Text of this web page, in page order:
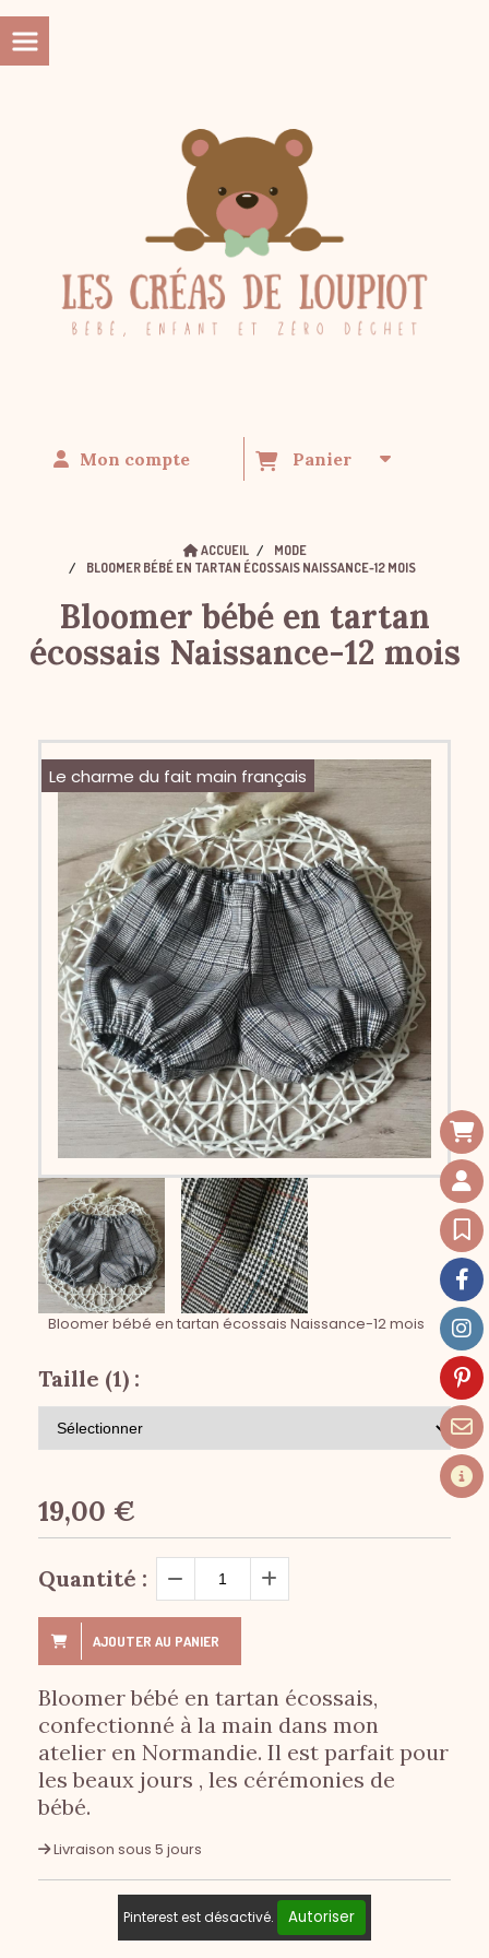
Mon compte Panier
ACCUEIL
MODE
BLOOMER BÉBÉ EN TARTAN ÉCOSSAIS NAISSANCE-12 MOIS
Bloomer bébé en tartan
écossais Naissance-12 mois
Le charme du fait main français
Bloomer bébé en tartan écossais Naissance-12 mois
Taille (1) :
19,00 €
Quantité :
AJOUTER AU PANIER
Bloomer bébé en tartan écossais,
confectionné à la main dans mon
atelier en Normandie. Il est parfait pour
les beaux jours , les cérémonies de
bébé.
Livraison sous 5 jours
Pinterest est désactivé. Autoriser